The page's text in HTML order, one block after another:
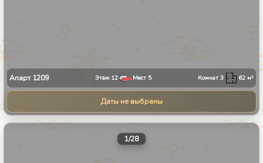
Апарт 1209 Этаж 12 Мест 5 Комнат3 62 м²
Даты не выбраны
1/28